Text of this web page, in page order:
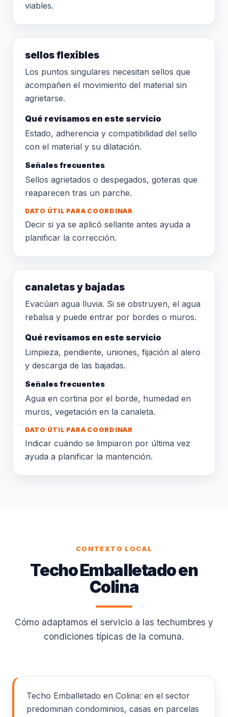
viables.
sellos flexibles
Los puntos singulares necesitan sellos que
acompañen el movimiento del material sin
agrietarse.
Qué revisamos en este servicio
Estado, adherencia y compatibilidad del sello
con el material y su dilatación.
Señales frecuentes
Sellos agrietados o despegados, goteras que
reaparecen tras un parche.
DATO ÚTIL PARA COORDINAR
Decir si ya se aplicó sellante antes ayuda a
planificar la corrección.
canaletas y bajadas
Evacúan agua lluvia. Si se obstruyen, el agua
rebalsa y puede entrar por bordes o muros.
Qué revisamos en este servicio
Limpieza, pendiente, uniones, fijación al alero
y descarga de las bajadas.
Señales frecuentes
Agua en cortina por el borde, humedad en
muros, vegetación en la canaleta.
DATO ÚTIL PARA COORDINAR
Indicar cuándo se limpiaron por última vez
ayuda a planificar la mantención.
CONTEXTO LOCAL
Techo Emballetado en
Colina
Cómo adaptamos el servicio a las techumbres y
condiciones típicas de la comuna.
Techo Emballetado en Colina: en el sector
predominan condominios, casas en parcelas